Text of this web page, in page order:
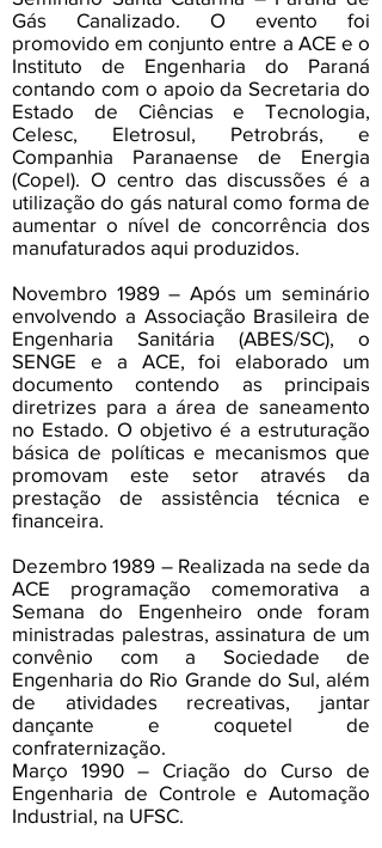
Gás Canalizado. O evento foi
promovido em conjunto entre a ACE e o
Instituto de Engenharia do Paraná
contando com o apoio da Secretaria do
Estado de Ciências e Tecnologia,
Celesc, Eletrosul, Petrobrás, e
Companhia Paranaense de Energia
(Copel). O centro das discussões é a
utilização do gás natural como forma de
aumentar o nível de concorrência dos
manufaturados aqui produzidos.
Novembro 1989 – Após um seminário
envolvendo a Associação Brasileira de
Engenharia Sanitária (ABES/SC), o
SENGE e a ACE, foi elaborado um
documento contendo as principais
diretrizes para a área de saneamento
no Estado. O objetivo é a estruturação
básica de políticas e mecanismos que
promovam este setor através da
prestação de assistência técnica e
financeira.
Dezembro 1989 – Realizada na sede da
ACE programação comemorativa a
Semana do Engenheiro onde foram
ministradas palestras, assinatura de um
convênio com a Sociedade de
Engenharia do Rio Grande do Sul, além
de atividades recreativas, jantar
dançante e coquetel de
confraternização.
Março 1990 – Criação do Curso de
Engenharia de Controle e Automação
Industrial, na UFSC.